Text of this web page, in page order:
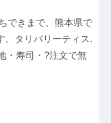
できまで、熊本県で
。タリバリーティス.
・寿司・?注文で無